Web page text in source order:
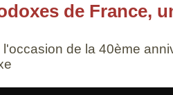
de France,
l'occasion de la 40ème